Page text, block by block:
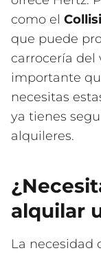
como el
que puede
carrocería del
importante
necesitas
ya tienes
alquileres.
alquilar
La necesidad